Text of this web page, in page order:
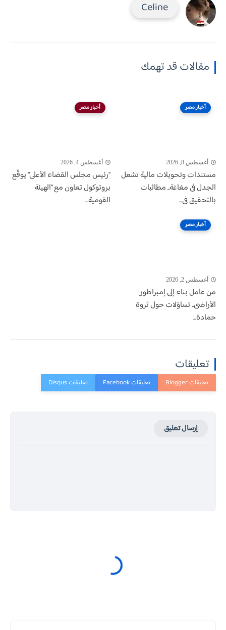
Celine
مقالات قد تهمك
أخبار مصر
أغسطس 8, 2026
مستندات وتحويلات مالية تشعل
الجدل فى مغاغة.. مطالبات
بالتحقيق فى...
أخبار مصر
أغسطس 4, 2026
"رئيس مجلس القضاء الأعلى" يوقّع
بروتوكول تعاون مع "الهيئة
القومية...
أخبار مصر
أغسطس 2, 2026
من عامل بناء إلى إمبراطور
الأراضى.. تساؤلات حول ثروة
حمادة...
تعليقات
إرسال تعليق